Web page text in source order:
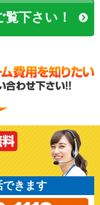
下さい！
できます